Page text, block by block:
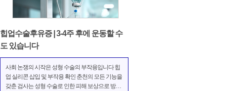
힙업수술후유증 | 3-4주 후에 운동할 수
도 있습니다
사회 논쟁의 시작은 성형 수술의 부작용입니다 힙
업 실리콘 삽입 및 부작용 확인 춘천의 모든 기능을
갖춘 검사는 성형 수술로 인한 피해 보상으로 방송